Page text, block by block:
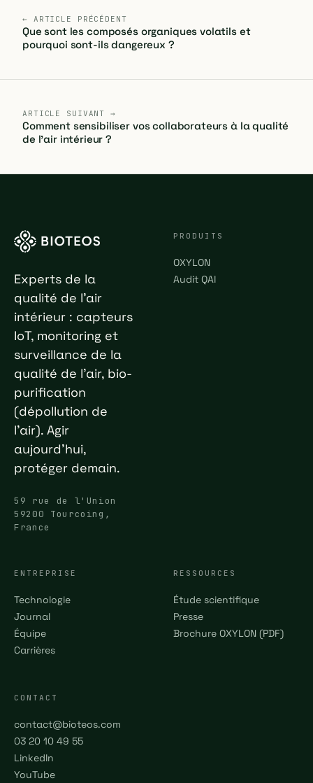
← ARTICLE PRÉCÉDENT
Que sont les composés organiques volatils et
pourquoi sont-ils dangereux ?
ARTICLE SUIVANT →
Comment sensibiliser vos collaborateurs à la qualité
de l'air intérieur ?
Experts de la
qualité de l'air
intérieur : capteurs
IoT, monitoring et
surveillance de la
qualité de l'air, bio-
purification
(dépollution de
l'air). Agir
aujourd'hui,
protéger demain.
59 rue de l'Union
59200 Tourcoing,
France
PRODUITS
OXYLON
Audit QAI
ENTREPRISE
Technologie
Journal
Équipe
Carrières
RESSOURCES
Étude scientifique
Presse
Brochure OXYLON (PDF)
CONTACT
contact@bioteos.com
03 20 10 49 55
LinkedIn
YouTube